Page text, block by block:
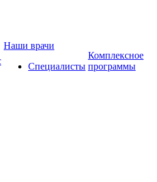
Наши врачи
Специалисты
Комплексное
программы